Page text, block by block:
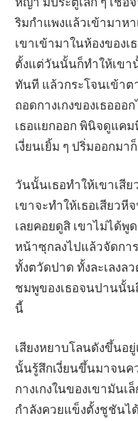
ริมกำแพงแล้วเข้ามาห
เขาเข้ามาในห้องของ
ตั้งแต่วันนั้นก็ทำให้เขา
ทันที แล้วกระโจนเข้าต
ถอดกางเกงของเธออ
เธอแยกออก พินิจดูแค
เงี่ยนเยิ้ม ๆ ปริ่มออกมา
วันนั้นเธอทำให้เขาเสี
เขาจะทำให้เธอเสียว
เลยคอยดูสิ เขาไม่ได้พู
หน้าซุกลงไปแล้วจัดกา
ทั้งตวัดปาด ทั้งละเลงล
ชมพูของเธอจนปานนั้น
นี้
เสียงหยาบโลนดังขึ้นอ
นั้นรู้สึกเงี่ยนขึ้นมาจนค
กางเกงในของเขามันเ
กำลังควยแข็งตั้งชูชัน